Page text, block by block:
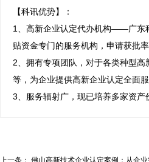
【科讯优势】：
1、高新企业认定代办机构——广东
贴资金专门的服务机构，申请获批率
2、拥有专项团队，对于各类种型
等，为企业提供高新企业认定全面服
3、服务辐射广，现已培养多家资
上一条： 佛山高新技术企业认定案例：从企